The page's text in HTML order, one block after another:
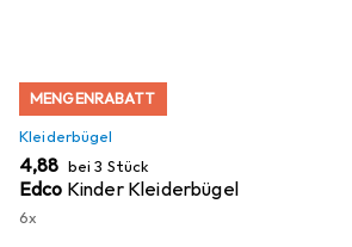
MENGENRABATT
Kleiderbügel
EUR
4,88 bei 3 Stück
Edco Kinder Kleiderbügel
6x